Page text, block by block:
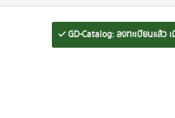
GD-Catalog: ลงทะเบียนแล้ว